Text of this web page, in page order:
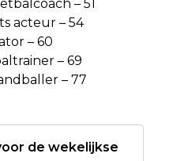
– 51
acteur – 54
– 60
– 69
– 77
de wekelijkse